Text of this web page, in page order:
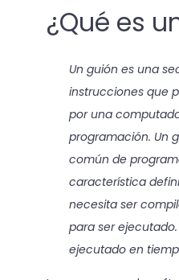
¿Qué es
Un guión es una
instrucciones que
por una
programación. Un
común de
característica
necesita ser
para ser
ejecutado en